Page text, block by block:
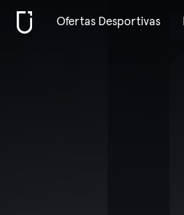
Ofertas Desportivas